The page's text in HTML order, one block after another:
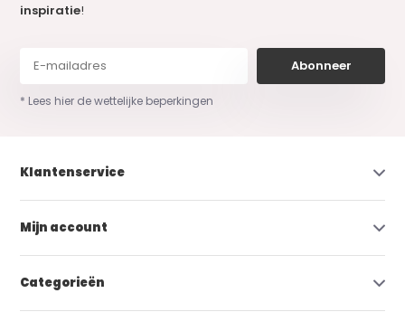
inspiratie!
Abonneer
* Lees hier de wettelijke beperkingen
Klantenservice
Mijn account
Categorieën